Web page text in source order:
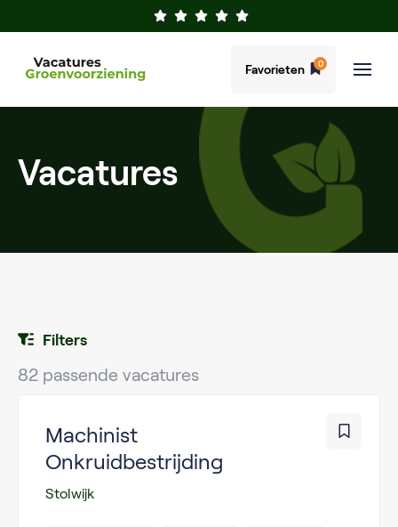
Favorieten 0
Vacatures
Filters
82 passende vacatures
Machinist
Onkruidbestrijding
Stolwijk